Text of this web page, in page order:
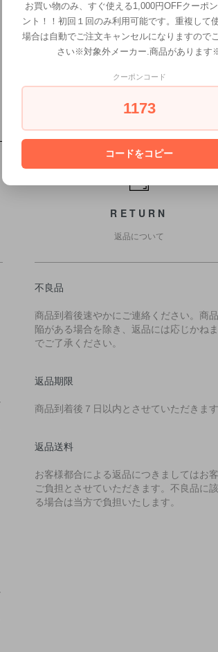
23
24 25 26 27 28
30
31
RETURN
返品について
不良品
商品到着後速やかにご連絡ください。商
陥がある場合を除き、返品には応じかね
でご了承ください。
返品期限
商品到着後７日以内とさせていただきます
返品送料
お客様都合による返品につきましてはお
ご負担とさせていただきます。不良品に
る場合は当方で負担いたします。
お買い物のみ、すぐ使える1,000円OFFクーポ
ント！！初回１回のみ利用可能です。重複して
場合は自動でご注文キャンセルになりますので
さい※対象外メーカー.商品があります
クーポンコード
1173
コードをコピー